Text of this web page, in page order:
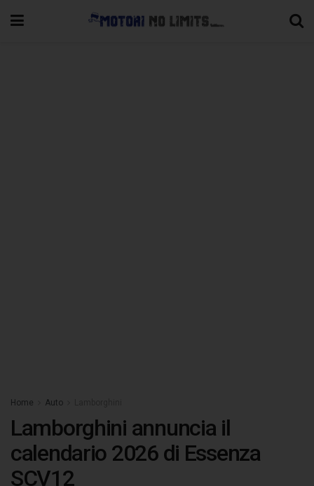
Home Auto
Lamborghini annuncia il
calendario 2026 di Essenza
SCV12